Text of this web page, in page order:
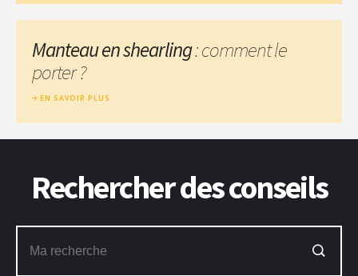
Manteau en shearling: comment le
porter ?
EN SAVOIR PLUS
Rechercher des conseils